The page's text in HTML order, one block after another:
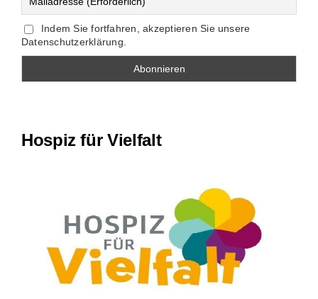
Indem Sie fortfahren, akzeptieren Sie unsere
Datenschutzerklärung.
Hospiz für Vielfalt